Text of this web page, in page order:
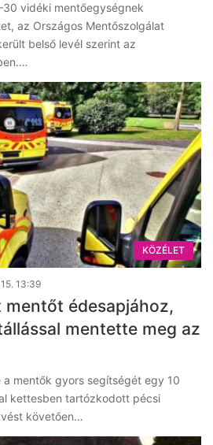
vidéki mentőegységnek
az Országos Mentőszolgálat
belső levél szerint az
KÖZÉLET
13:39
édesapjához,
mentette meg az
mentők gyors segítségét egy 10
kettesben tartózkodott pécsi
követően…